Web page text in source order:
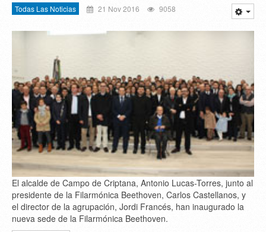
Todas Las Noticias 21 Nov 2016 9058
El alcalde de Campo de Criptana, Antonio Lucas-Torres, junto al
presidente de la Filarmónica Beethoven, Carlos Castellanos, y
el director de la agrupación, Jordi Francés, han inaugurado la
nueva sede de la Filarmónica Beethoven.